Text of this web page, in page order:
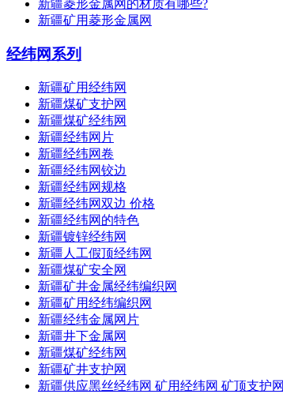
新疆菱形金属网的材质有哪些?
新疆矿用菱形金属网
经纬网系列
新疆矿用经纬网
新疆煤矿支护网
新疆煤矿经纬网
新疆经纬网片
新疆经纬网卷
新疆经纬网铰边
新疆经纬网规格
新疆经纬网双边 价格
新疆经纬网的特色
新疆镀锌经纬网
新疆人工假顶经纬网
新疆煤矿安全网
新疆矿井金属经纬编织网
新疆矿用经纬编织网
新疆经纬金属网片
新疆井下金属网
新疆煤矿经纬网
新疆矿井支护网
新疆供应黑丝经纬网 矿用经纬网 矿顶支护网